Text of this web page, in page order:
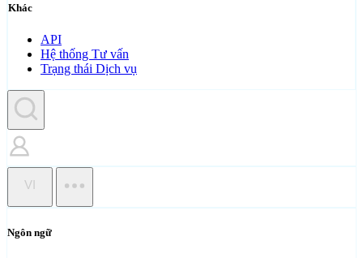
Khác
API
Hệ thống Tư vấn
Trạng thái Dịch vụ
VI
Ngôn ngữ